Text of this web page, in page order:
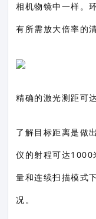
相机物镜中一样。
有所需放大倍率的
精确的激光测距可
了解目标距离是做
仪的射程可达
量和连续扫描模式
况。